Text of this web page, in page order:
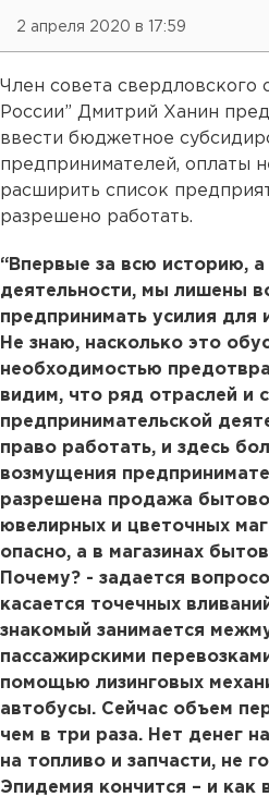
2 апреля 2020 в 17:59
Член совета свердловского
России” Дмитрий Ханин
ввести бюджетное
предпринимателей, оплаты
расширить список
разрешено работать.
“Впервые за всю историю,
деятельности, мы лишены
предпринимать усилия для
Не знаю, насколько это
необходимостью
видим, что ряд отраслей и
предпринимательской
право работать, и здесь
возмущения
разрешена продажа
ювелирных и цветочных
опасно, а в магазинах
Почему? - задается
касается точечных
знакомый занимается
пассажирскими
помощью лизинговых
автобусы. Сейчас объем
чем в три раза. Нет денег
на топливо и запчасти, не
Эпидемия кончится – и как